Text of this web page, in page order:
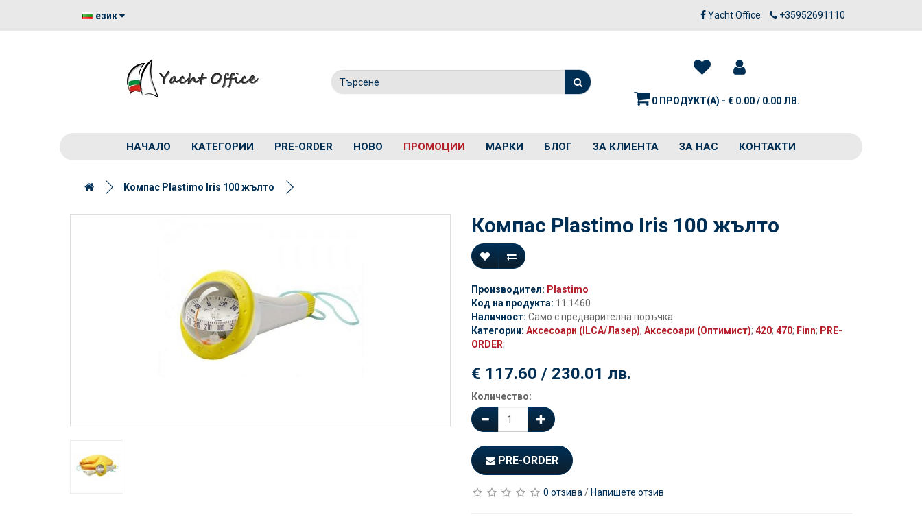
език Yacht Office +35952691110
0 ПРОДУКТ(А) - € 0.00 / 0.00 ЛВ.
НАЧАЛО КАТЕГОРИИ PRE-ORDER НОВО ПРОМОЦИИ МАРКИ БЛОГ ЗА КЛИЕНТА ЗА НАС КОНТАКТИ
Компас Plastimo Iris 100 жълто
Компас Plastimo Iris 100 жълто
Производител: Plastimo
Код на продукта: 11.1460
Наличност: Само с предварителна поръчка
Категории: Аксесоари (ILCA/Лазер); Аксесоари (Оптимист); 420; 470; Finn; PRE-
ORDER;
€ 117.60 / 230.01 лв.
Количество:
PRE-ORDER
0 отзива / Напишете отзив